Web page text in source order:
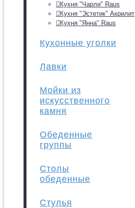
Кухня "Чарли" Raus
Кухня "Эстетик" Акрилит
Кухня "Янна" Raus
Кухонные уголки
Лавки
Мойки из
искусственного
камня
Обеденные
группы
Столы
обеденные
Стулья